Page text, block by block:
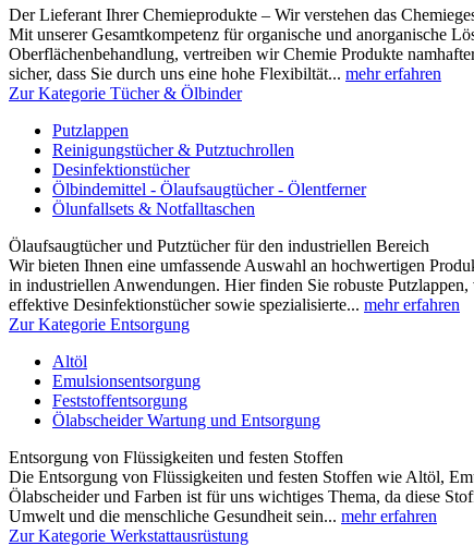
Der Lieferant Ihrer Chemieprodukte – Wir verstehen das
Mit unserer Gesamtkompetenz für organische und anorganische
Oberflächenbehandlung, vertreiben wir Chemie Produkte
sicher, dass Sie durch uns eine hohe Flexibiltät... mehr erfahren
Zur Kategorie Tücher & Ölbinder
Putzlappen
Reinigungstücher & Putztuchrollen
Desinfektionstücher
Ölbindemittel - Ölaufsaugtücher - Ölentferner
Ölunfallsets & Notfalltaschen
Ölaufsaugtücher und Putztücher für den industriellen Bereich
Wir bieten Ihnen eine umfassende Auswahl an hochwertigen
in industriellen Anwendungen. Hier finden Sie robuste Putzlappen,
effektive Desinfektionstücher sowie spezialisierte... mehr erfahren
Zur Kategorie Entsorgung
Altöl
Emulsionsentsorgung
Feststoffentsorgung
Ölabscheider Wartung und Entsorgung
Entsorgung von Flüssigkeiten und festen Stoffen
Die Entsorgung von Flüssigkeiten und festen Stoffen wie Altöl,
Ölabscheider und Farben ist für uns wichtiges Thema, da diese
Umwelt und die menschliche Gesundheit sein... mehr erfahren
Zur Kategorie Werkstattausrüstung